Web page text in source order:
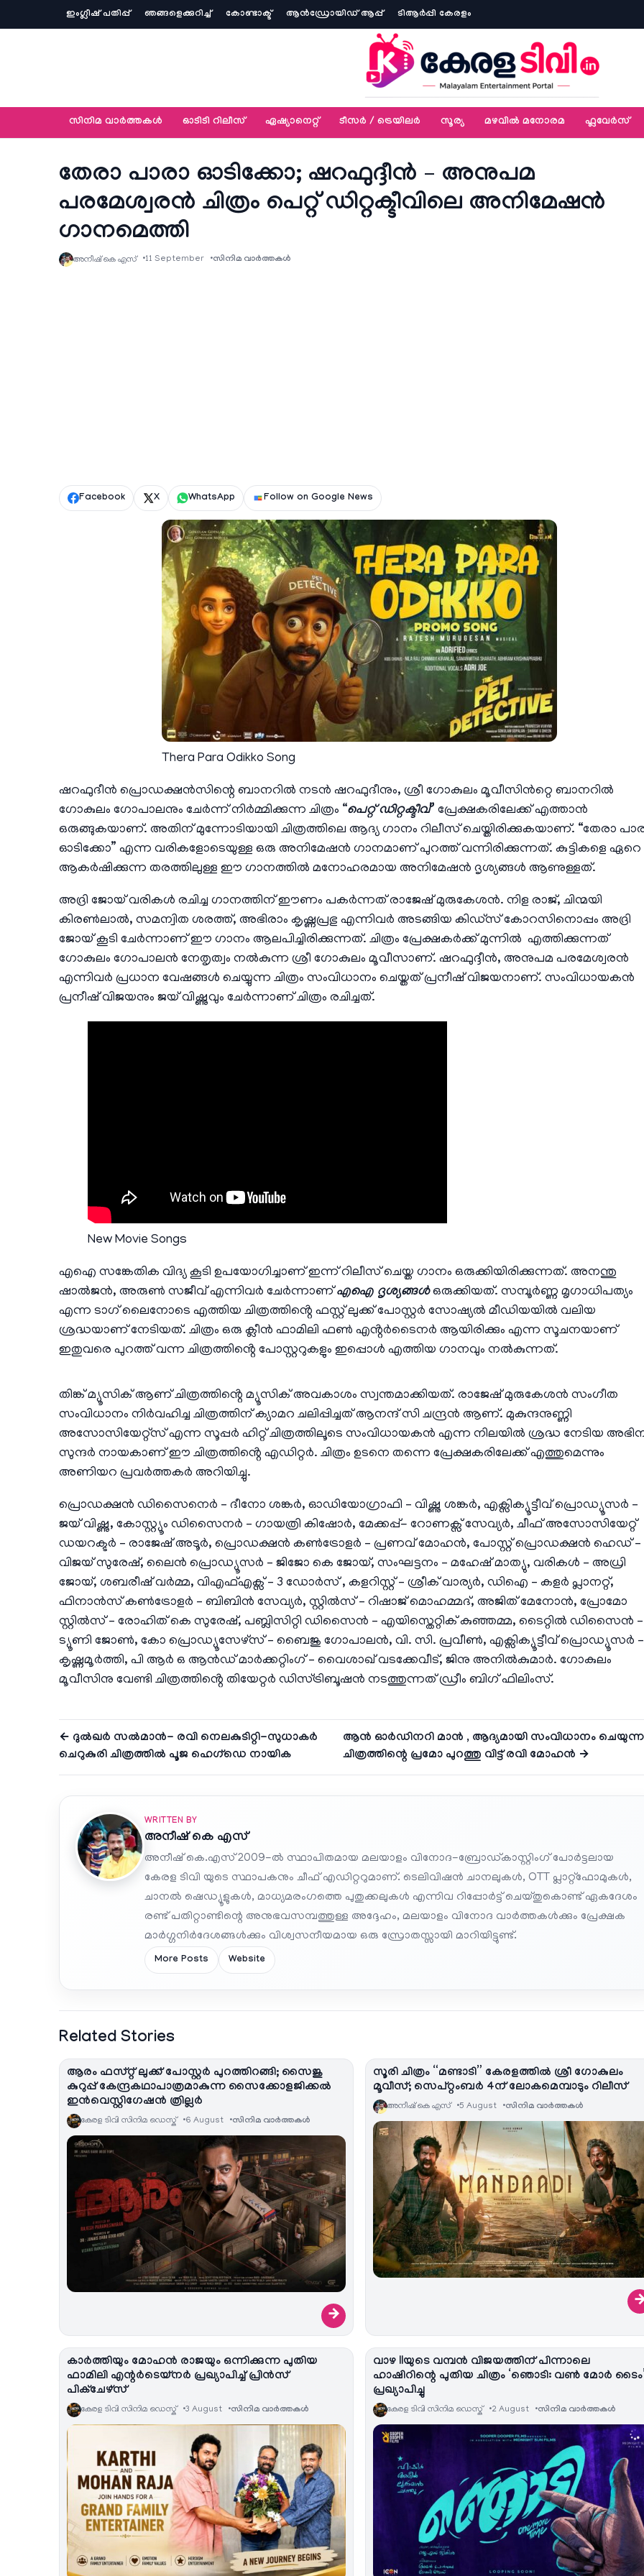
ഇംഗ്ലീഷ് പതിപ്പ് ഞങ്ങളെക്കുറിച്ച്‌ കോണ്ടാക്ട് ആൻഡ്രോയിഡ് ആപ്പ് ടിആര്‍പ്പി കേരളം
സിനിമ വാര്‍ത്തകള്‍ ഓടിടി റിലീസ് ഏഷ്യാനെറ്റ്‌ ടീസര്‍ / ട്രെയിലര്‍ സൂര്യ മഴവിൽ മനോരമ ഫ്ലവേര്‍സ്
തേരാ പാരാ ഓടിക്കോ; ഷറഫുദ്ദീൻ – അനുപമ
പരമേശ്വരൻ ചിത്രം പെറ്റ് ഡിറ്റക്ടീവിലെ അനിമേഷൻ
ഗാനമെത്തി
അനീഷ്‌ കെ എസ് 11 September സിനിമ വാര്‍ത്തകള്‍
Facebook X WhatsApp Follow on Google News
Thera Para Odikko Song
ഷറഫുദീൻ പ്രൊഡക്ഷൻസിന്റെ ബാനറിൽ നടൻ ഷറഫുദീനും, ശ്രീ ഗോകുലം മൂവീസിൻറ്റെ ബാനറിൽ
ഗോകുലം ഗോപാലനും ചേർന്ന് നിർമ്മിക്കുന്ന ചിത്രം “പെറ്റ് ഡിറ്റക്ടീവ്” പ്രേക്ഷകരിലേക്ക് എത്താൻ
ഒരുങ്ങുകയാണ്. അതിന് മുന്നോടിയായി ചിത്രത്തിലെ ആദ്യ ഗാനം റിലീസ് ചെയ്തിരിക്കുകയാണ്. “തേരാ
ഓടിക്കോ” എന്ന വരികളോടെയുള്ള ഒരു അനിമേഷൻ ഗാനമാണ് പുറത്ത് വന്നിരിക്കുന്നത്. കുട്ടികളെ ഏറെ
ആകർഷിക്കുന്ന തരത്തിലുള്ള ഈ ഗാനത്തിൽ മനോഹരമായ അനിമേഷൻ ദൃശ്യങ്ങൾ ആണുള്ളത്.
അദ്രി ജോയ് വരികൾ രചിച്ച ഗാനത്തിന് ഈണം പകർന്നത് രാജേഷ് മുരുകേശൻ. നിള രാജ്, ചിന്മയി
കിരൺലാൽ, സമന്വിത ശരത്ത്, അഭിരാം കൃഷ്ണപ്രഭു എന്നിവർ അടങ്ങിയ കിഡ്സ് കോറസിനൊപ്പം അദ്രി
ജോയ് കൂടി ചേർന്നാണ് ഈ ഗാനം ആലപിച്ചിരിക്കുന്നത്. ചിത്രം പ്രേക്ഷകർക്ക് മുന്നിൽ എത്തിക്കുന്നത്
ഗോകുലം ഗോപാലൻ നേതൃത്വം നൽകുന്ന ശ്രീ ഗോകുലം മൂവീസാണ്. ഷറഫുദ്ദീൻ, അനുപമ പരമേശ്വരൻ
എന്നിവർ പ്രധാന വേഷങ്ങൾ ചെയ്യുന്ന ചിത്രം സംവിധാനം ചെയ്തത് പ്രനീഷ് വിജയനാണ്. സംവിധായകൻ
പ്രനീഷ് വിജയനും ജയ് വിഷ്ണുവും ചേർന്നാണ് ചിത്രം രചിച്ചത്.
New Movie Songs
എഐ സങ്കേതിക വിദ്യ കൂടി ഉപയോഗിച്ചാണ് ഇന്ന് റിലീസ് ചെയ്ത ഗാനം ഒരുക്കിയിരിക്കുന്നത്. അനന്തു
ഷാൽജൻ, അരുൺ സജീവ് എന്നിവർ ചേർന്നാണ്എഐ ദൃശ്യങ്ങൾഒരുക്കിയത്. സമ്പൂർണ്ണ മൃഗാധിപത്യം
എന്ന ടാഗ് ലൈനോടെ എത്തിയ ചിത്രത്തിൻ്റെ ഫസ്റ്റ് ലുക്ക് പോസ്റ്റർ സോഷ്യൽ മീഡിയയിൽ വലിയ
ശ്രദ്ധയാണ് നേടിയത്. ചിത്രം ഒരു ക്ലീൻ ഫാമിലി ഫൺ എൻ്റർടൈനർ ആയിരിക്കും എന്ന സൂചനയാണ്
ഇതുവരെ പുറത്ത് വന്ന ചിത്രത്തിൻ്റെ പോസ്റ്ററുകളും ഇപ്പൊൾ എത്തിയ ഗാനവും നൽകുന്നത്.
തിങ്ക് മ്യൂസിക് ആണ് ചിത്രത്തിൻ്റെ മ്യൂസിക് അവകാശം സ്വന്തമാക്കിയത്. രാജേഷ് മുരുകേശൻ സംഗീത
സംവിധാനം നിർവഹിച്ച ചിത്രത്തിന് ക്യാമറ ചലിപ്പിച്ചത് ആനന്ദ് സി ചന്ദ്രൻ ആണ്. മുകുന്ദനുണ്ണി
അസോസിയേറ്റ്സ് എന്ന സൂപ്പർ ഹിറ്റ് ചിത്രത്തിലൂടെ സംവിധായകൻ എന്ന നിലയിൽ ശ്രദ്ധ നേടിയ
സുന്ദർ നായകാണ് ഈ ചിത്രത്തിൻ്റെ എഡിറ്റർ. ചിത്രം ഉടനെ തന്നെ പ്രേക്ഷകരിലേക്ക് എത്തുമെന്നും
അണിയറ പ്രവർത്തകർ അറിയിച്ചു.
പ്രൊഡക്ഷൻ ഡിസൈനെർ – ദീനോ ശങ്കർ, ഓഡിയോഗ്രാഫി – വിഷ്ണു ശങ്കർ, എക്സിക്യൂട്ടീവ് പ്രൊഡ്യൂസർ –
ജയ് വിഷ്ണു, കോസ്റ്റ്യൂം ഡിസൈനർ – ഗായത്രി കിഷോർ, മേക്കപ്പ്- റോണക്സ് സേവ്യർ, ചീഫ് അസോസിയേറ്റ്
ഡയറക്ടർ – രാജേഷ് അടൂർ, പ്രൊഡക്ഷൻ കൺട്രോളർ – പ്രണവ് മോഹൻ, പോസ്റ്റ് പ്രൊഡക്ഷൻ ഹെഡ് –
വിജയ് സുരേഷ്, ലൈൻ പ്രൊഡ്യൂസർ – ജിജോ കെ ജോയ്, സംഘട്ടനം – മഹേഷ് മാത്യു, വരികൾ – അധ്രി
ജോയ്, ശബരീഷ് വർമ്മ, വിഎഫ്എക്സ് – 3 ഡോർസ് , കളറിസ്റ്റ് – ശ്രീക് വാര്യർ, ഡിഐ – കളർ പ്ലാനറ്റ്,
ഫിനാൻസ് കൺട്രോളർ – ബിബിൻ സേവ്യർ, സ്റ്റിൽസ് – റിഷാജ് മൊഹമ്മദ്, അജിത് മേനോൻ, പ്രോമോ
സ്റ്റിൽസ് – രോഹിത് കെ സുരേഷ്, പബ്ലിസിറ്റി ഡിസൈൻ – എയിസ്തെറ്റിക് കുഞ്ഞമ്മ, ടൈറ്റിൽ ഡിസൈൻ –
ട്യൂണി ജോൺ, കോ പ്രൊഡ്യൂസേഴ്സ് – ബൈജു ഗോപാലൻ, വി. സി. പ്രവീൺ, എക്സിക്യൂട്ടീവ് പ്രൊഡ്യൂസർ –
കൃഷ്ണമൂർത്തി, പി ആർ ഒ ആൻഡ് മാർക്കറ്റിംഗ് – വൈശാഖ് വടക്കേവീട്, ജിനു അനിൽകുമാർ. ഗോകുലം
മൂവീസിനു വേണ്ടി ചിത്രത്തിൻ്റെ തിയേറ്റർ ഡിസ്ട്രിബൂഷൻ നടത്തുന്നത് ഡ്രീം ബിഗ് ഫിലിംസ്.
← ദുൽഖർ സൽമാൻ- രവി നെലകുടിറ്റി-സുധാകർ
ചെറുകുരി ചിത്രത്തിൽ പൂജ ഹെഗ്‌ഡെ നായിക
ആൻ ഓർഡിനറി മാൻ , ആദ്യമായി സംവിധാനം ചെയുന്ന
ചിത്രത്തിന്റെ പ്രമോ പുറത്തു വിട്ട് രവി മോഹൻ →
WRITTEN BY
അനീഷ്‌ കെ എസ്
അനീഷ് കെ.എസ് 2009-ൽ സ്ഥാപിതമായ മലയാളം വിനോദ-ബ്രോഡ്കാസ്റ്റിംഗ് പോർട്ടലായ
കേരള ടിവി യുടെ സ്ഥാപകനും ചീഫ് എഡിറ്ററുമാണ്. ടെലിവിഷൻ ചാനലുകൾ, OTT പ്ലാറ്റ്‌ഫോമുകൾ,
ചാനൽ ഷെഡ്യൂളുകൾ, മാധ്യമരംഗത്തെ പുതുക്കലുകൾ എന്നിവ റിപ്പോർട്ട് ചെയ്തുകൊണ്ട് ഏകദേശം
രണ്ട് പതിറ്റാണ്ടിന്റെ അനുഭവസമ്പത്തുള്ള അദ്ദേഹം, മലയാളം വിനോദ വാർത്തകൾക്കും പ്രേക്ഷക
മാർഗ്ഗനിർദേശങ്ങൾക്കും വിശ്വസനീയമായ ഒരു സ്രോതസ്സായി മാറിയിട്ടുണ്ട്.
More Posts Website
Related Stories
ആരം ഫസ്റ്റ് ലുക്ക് പോസ്റ്റർ പുറത്തിറങ്ങി; സൈജു
കുറുപ്പ് കേന്ദ്രകഥാപാത്രമാകുന്ന സൈക്കോളജിക്കൽ
ഇൻവെസ്റ്റിഗേഷൻ ത്രില്ലർ
കേരള ടിവി സിനിമ ഡെസ്ക് 6 August സിനിമ വാര്‍ത്തകള്‍
→
സൂരി ചിത്രം “മണ്ടാടി” കേരളത്തിൽ ശ്രീ ഗോകുലം
മൂവീസ്; സെപ്റ്റംബർ 4ന് ലോകമെമ്പാടും റിലീസ്
അനീഷ്‌ കെ എസ് 5 August സിനിമ വാര്‍ത്തകള്‍
കാർത്തിയും മോഹൻ രാജയും ഒന്നിക്കുന്ന പുതിയ
ഫാമിലി എന്റർടെയ്‌നർ പ്രഖ്യാപിച്ച് പ്രിൻസ്
പിക്ചേഴ്സ്
കേരള ടിവി സിനിമ ഡെസ്ക് 3 August സിനിമ വാര്‍ത്തകള്‍
വാഴ IIയുടെ വമ്പൻ വിജയത്തിന് പിന്നാലെ
ഹാഷിറിന്റെ പുതിയ ചിത്രം ‘ഞൊടി: വൺ മോർ
പ്രഖ്യാപിച്ചു
കേരള ടിവി സിനിമ ഡെസ്ക് 2 August സിനിമ വാര്‍ത്തകള്‍